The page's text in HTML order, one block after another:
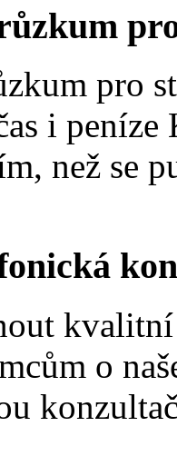
pro
i
než se
o